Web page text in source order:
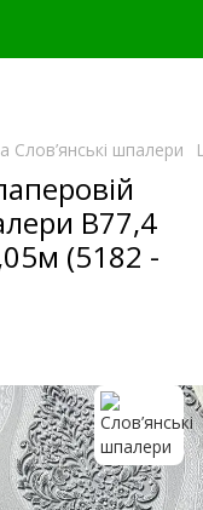
Слов’янські шпалери
В77,4
(5182 -